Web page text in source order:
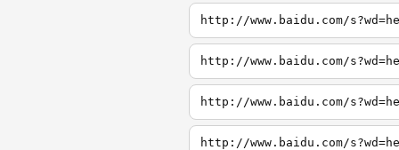
http://www.baidu.com/
http://www.baidu.com/
http://www.baidu.com/
http://www.baidu.com/